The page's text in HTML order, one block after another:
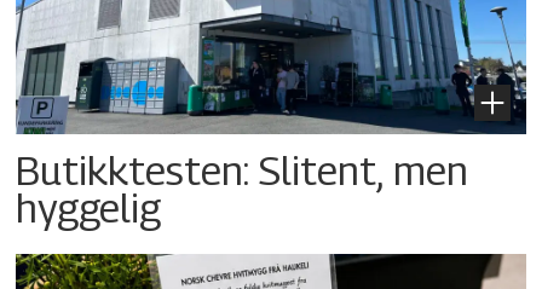
Butikktesten: Slitent, men
hyggelig